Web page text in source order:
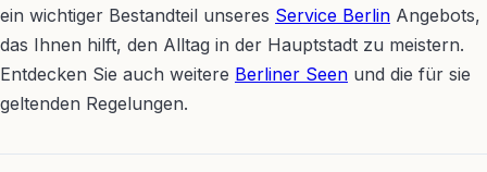
ein wichtiger Bestandteil unseres Service Berlin Angebots,
das Ihnen hilft, den Alltag in der Hauptstadt zu meistern.
Entdecken Sie auch weitere Berliner Seen und die für sie
geltenden Regelungen.